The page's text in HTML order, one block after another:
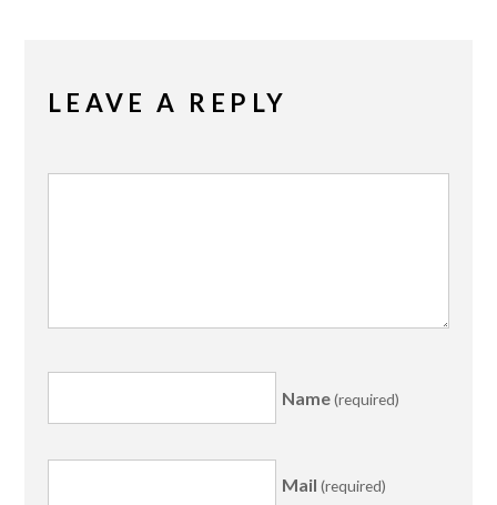
LEAVE A REPLY
Name(required)
Mail (required)